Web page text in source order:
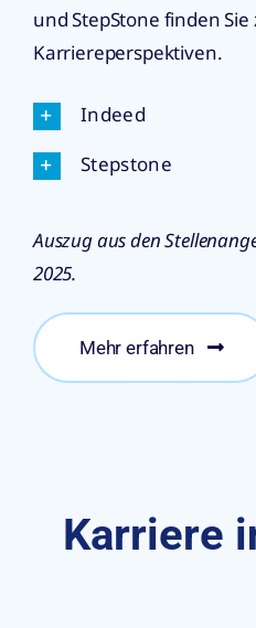
und StepStone finden
Karriereperspektiven.
Indeed
Stepstone
Auszug aus den
2025.
Mehr erfahren
Karriere